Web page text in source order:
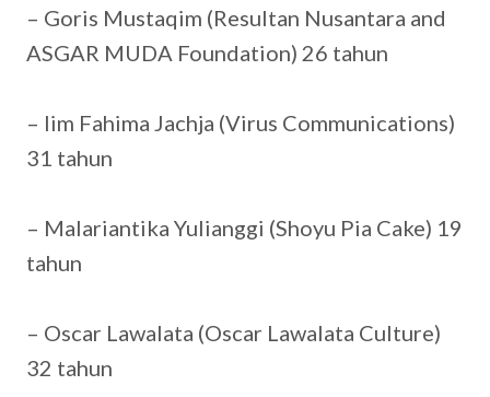
– Goris Mustaqim (Resultan Nusantara and
ASGAR MUDA Foundation) 26 tahun
– Iim Fahima Jachja (Virus Communications)
31 tahun
– Malariantika Yulianggi (Shoyu Pia Cake) 19
tahun
– Oscar Lawalata (Oscar Lawalata Culture)
32 tahun